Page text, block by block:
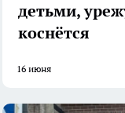
детьми,
коснётся
16 июня